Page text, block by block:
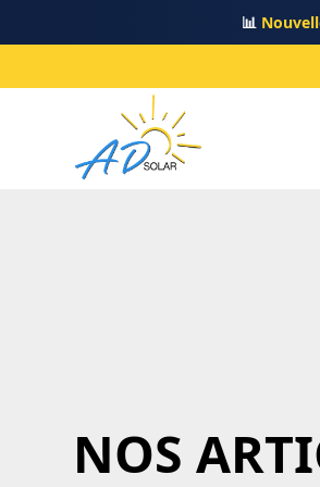
📊
NOS